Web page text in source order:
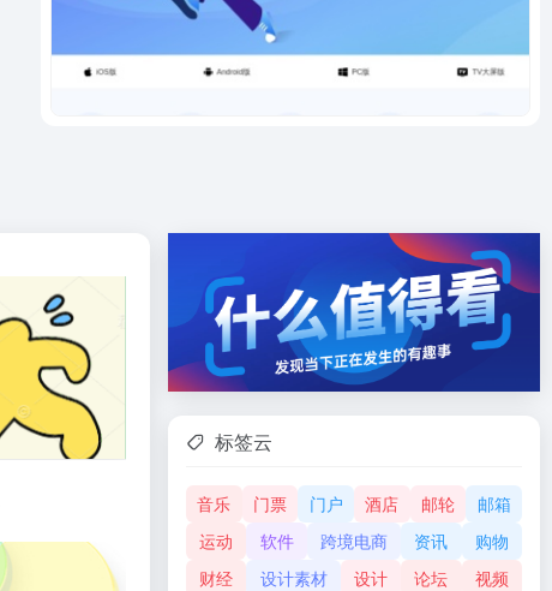
标签云
音乐 门票 门户 酒店 邮轮
邮箱
运动
软件 跨境电商 资讯
购物
财经
设计素材 设计 论坛
视频